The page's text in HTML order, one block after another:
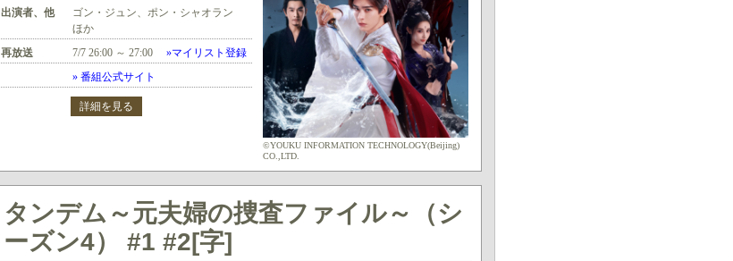
出演者、他
ゴン・ジュン、ポン・シャオラン
ほか
再放送
7/7 26:00 ～ 27:00
»マイリスト登録
» 番組公式サイト
詳細を見る
©YOUKU INFORMATION TECHNOLOGY(Beijing)
CO.,LTD.
タンデム～元夫婦の捜査ファイル～（シ
ーズン4） #1 #2[字]